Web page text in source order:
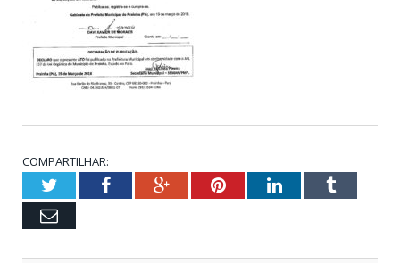
COMPARTILHAR:
TwitterFacebookGoogle+PinterestLinkedInTumblr
Email